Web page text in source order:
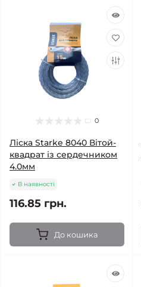
0
Ліска Starke 8040 Вітой-
квадрат із сердечником
4.0мм
В наявності
116.85 грн.
До кошика